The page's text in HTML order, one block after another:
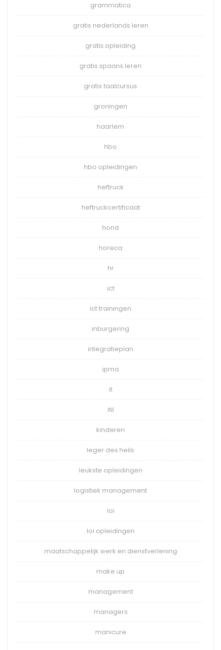
grammatica
gratis nederlands leren
gratis opleiding
gratis spaans leren
gratis taalcursus
groningen
haarlem
hbo
hbo opleidingen
heftruck
heftruckcertificaat
hond
horeca
hr
ict
ict trainingen
inburgering
integratieplan
ipma
it
itil
kinderen
leger des heils
leukste opleidingen
logistiek management
loi
loi opleidingen
maatschappelijk werk en dienstverlening
make up
management
managers
manicure